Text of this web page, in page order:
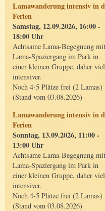
Lamawanderung intensiv in
Ferien
Samstag, 12.09.2026, 16:00 -
18:00 Uhr
Achtsame Lama-Begegnung mit
Lama-Spaziergang im Park in
einer kleinen Gruppe, daher viel
intensiver.
Noch 4-5 Plätze frei (2 Lamas)
(Stand vom 03.08.2026)
Lamawanderung intensiv in
Ferien
Sonntag, 13.09.2026, 11:00 -
13:00 Uhr
Achtsame Lama-Begegnung mit
Lama-Spaziergang im Park in
einer kleinen Gruppe, daher viel
intensiver.
Noch 4-5 Plätze frei (2 Lamas)
(Stand vom 03.08.2026)